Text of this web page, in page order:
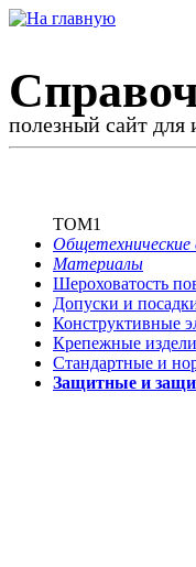
полезный сайт
ТОМ1
Общетехнические
Материалы
Шероховатость
Допуски и
Конструктивные
Крепежные
Стандартные и
Защитные и